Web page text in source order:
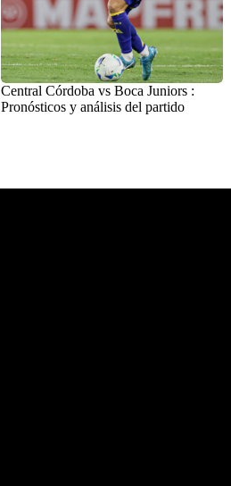
Central Córdoba vs Boca Juniors :
Pronósticos y análisis del partido